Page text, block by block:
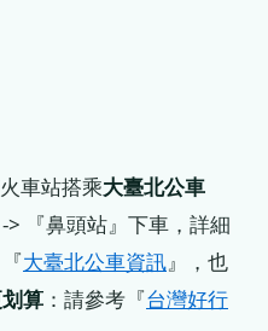
車站搭乘大臺北公車
-> 『鼻頭站』下車，詳細
大臺北公車資訊』，也
算 ：請參考『台灣好行